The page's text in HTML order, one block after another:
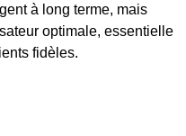
à long terme, mais
optimale, essentielle
fidèles.